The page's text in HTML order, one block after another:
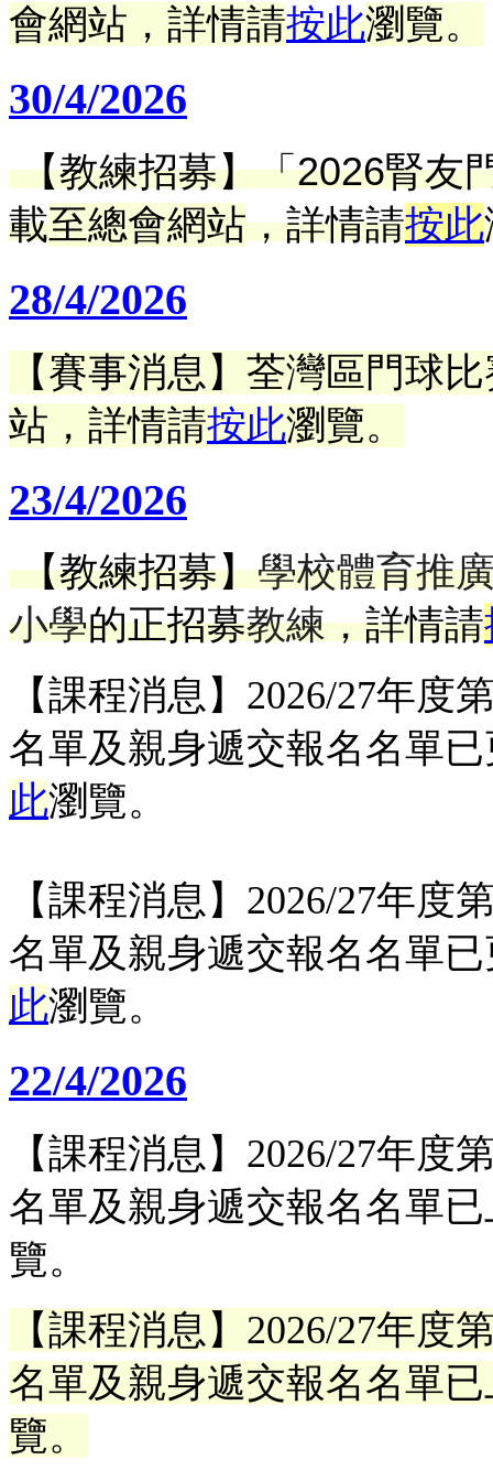
會網站 ，詳情請按此瀏覽。
30/4/2026
【教練招募】「2026腎友
載至總會網站，詳情請按此
28/4/2026
【賽事消息】荃灣區門球
站 ，詳情請按此瀏覽。
23/4/2026
【教練招募】學校體育推
小學的正招募教練，詳情請
【課程消息】2026/27年
名單及親身遞交報名名單
此瀏覽。
【課程消息】2026/27年
名單及親身遞交報名名單已
此瀏覽。
22/4/2026
【課程消息】2026/27年
名單及親身遞交報名名單
覽。
【課程消息】2026/27年
名單及親身遞交報名名單
覽。